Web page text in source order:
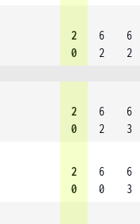
2
0
6
2
6
2
2
0
6
2
6
3
2
0
6
0
6
3